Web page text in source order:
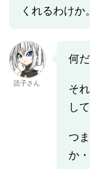
くれるわけか。
読子さん
何
そ
し
つ
か